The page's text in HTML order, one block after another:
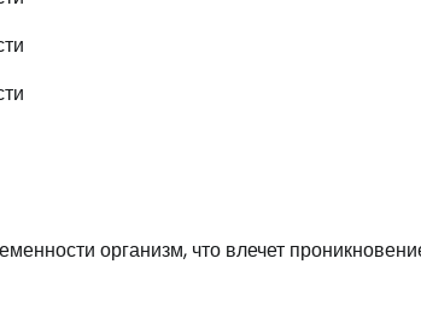
организм, что влечет